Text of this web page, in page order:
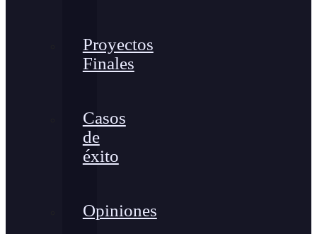
Proyectos
Finales
Casos
de
éxito
Opiniones